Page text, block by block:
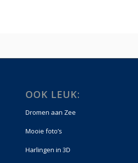
OOK LEUK:
Dromen aan Zee
Mooie foto’s
Harlingen in 3D